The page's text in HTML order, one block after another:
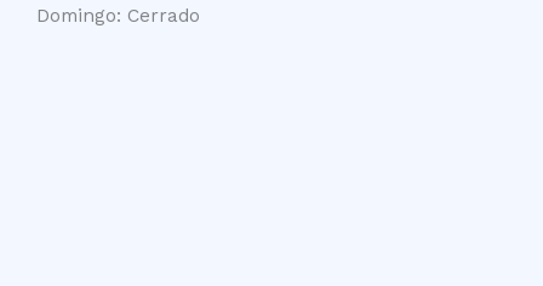
Domingo: Cerrado